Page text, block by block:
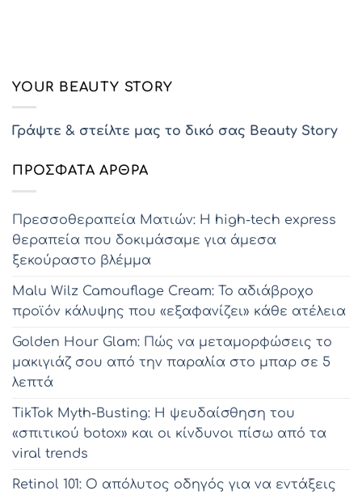
YOUR BEAUTY STORY
Γράψτε & στείλτε μας το δικό σας Beauty Story
ΠΡΌΣΦΑΤΑ ΆΡΘΡΑ
Πρεσσοθεραπεία Ματιών: Η high-tech express
θεραπεία που δοκιμάσαμε για άμεσα
ξεκούραστο βλέμμα
Malu Wilz Camouflage Cream: Το αδιάβροχο
προϊόν κάλυψης που «εξαφανίζει» κάθε ατέλεια
Golden Hour Glam: Πώς να μεταμορφώσεις το
μακιγιάζ σου από την παραλία στο μπαρ σε 5
λεπτά
TikTok Myth-Busting: Η ψευδαίσθηση του
«σπιτικού botox» και οι κίνδυνοι πίσω από τα
viral trends
Retinol 101: Ο απόλυτος οδηγός για να εντάξεις